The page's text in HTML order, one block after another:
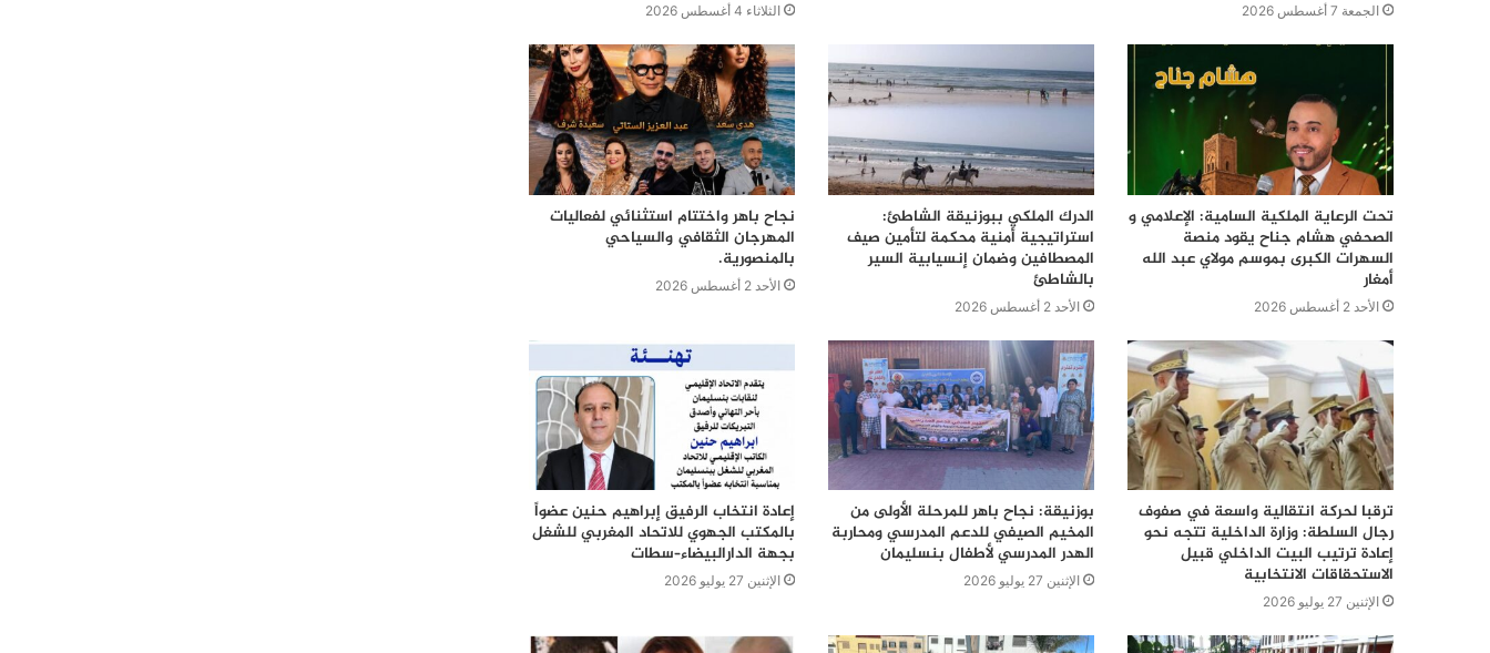
الجمعة 7 أغسطس 2026 الثلاثاء 4 أغسطس 2026
تحت الرعاية الملكية السامية: الإعلامي و
الصحفي هشام جناح يقود منصة
السهرات الكبرى بموسم مولاي عبد الله
أمغار
الأحد 2 أغسطس 2026
الدرك الملكي ببوزنيقة الشاطئ:
استراتيجية أمنية محكمة لتأمين صيف
المصطافين وضمان إنسيابية السير
بالشاطئ
الأحد 2 أغسطس 2026
نجاح باهر واختتام استثنائي لفعاليات
المهرجان الثقافي والسياحي
بالمنصورية.
الأحد 2 أغسطس 2026
ترقبا لحركة انتقالية واسعة في صفوف
رجال السلطة: وزارة الداخلية تتجه نحو
إعادة ترتيب البيت الداخلي قبيل
الاستحقاقات الانتخابية
الإثنين 27 يوليو 2026
بوزنيقة: نجاح باهر للمرحلة الأولى من
المخيم الصيفي للدعم المدرسي ومحاربة
الهدر المدرسي لأطفال بنسليمان
الإثنين 27 يوليو 2026
إعادة انتخاب الرفيق إبراهيم حنين عضواً
بالمكتب الجهوي للاتحاد المغربي للشغل
بجهة الدارالبيضاء–سطات
الإثنين 27 يوليو 2026